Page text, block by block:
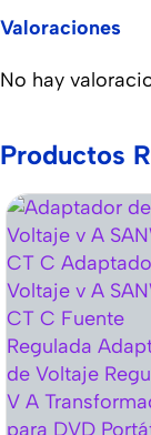
Valoraciones
No hay
Productos